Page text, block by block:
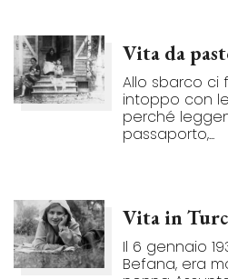
Vita da
Allo sbarco ci
intoppo con
perché
passaporto,...
Vita in
Il 6 gennaio
Befana, era